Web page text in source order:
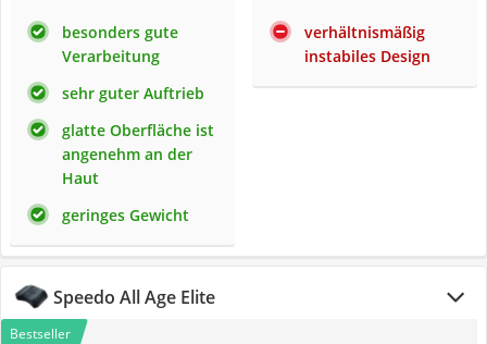
besonders gute
Verarbeitung
sehr guter Auftrieb
glatte Oberfläche ist
angenehm an der
Haut
geringes Gewicht
verhältnismäßig
instabiles Design
Speedo All Age Elite
Bestseller